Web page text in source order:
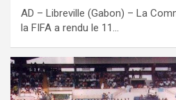
AD – Libreville (Gabon) – La
la FIFA a rendu le 11…